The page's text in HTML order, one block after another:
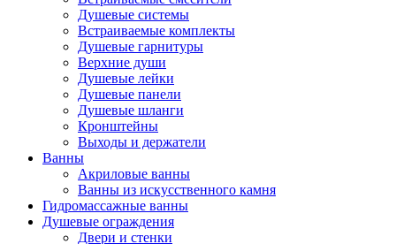
Душевые системы
Встраиваемые комплекты
Душевые гарнитуры
Верхние души
Душевые лейки
Душевые панели
Душевые шланги
Кронштейны
Выходы и держатели
Ванны
Акриловые ванны
Ванны из искусственного камня
Гидромассажные ванны
Душевые ограждения
Двери и стенки